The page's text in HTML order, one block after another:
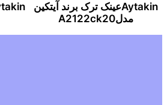
Aytakinعینک ترک برند آیتکین
مدلA2122ck20